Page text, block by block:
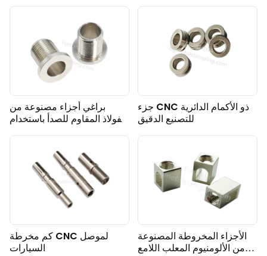
براغي أجزاء مصنوعة من
الفولاذ المقاوم للصدأ باستخدام
جزء CNC ذو الأكمام الدائرية
للتصنيع الدقيق
كم مخرطة CNC لموصل
السيارات
الأجزاء المخروطة المصنوعة
من الألومنيوم المعلب اللامع